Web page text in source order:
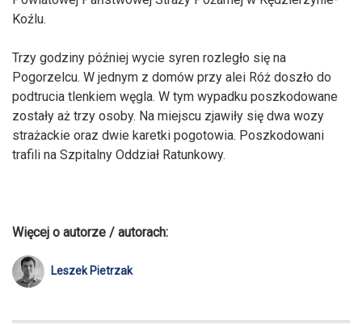
Koźlu.
Trzy godziny później wycie syren rozległo się na
Pogorzelcu. W jednym z domów przy alei Róż doszło do
podtrucia tlenkiem węgla. W tym wypadku poszkodowane
zostały aż trzy osoby. Na miejscu zjawiły się dwa wozy
strażackie oraz dwie karetki pogotowia. Poszkodowani
trafili na Szpitalny Oddział Ratunkowy.
Więcej o autorze / autorach:
Leszek Pietrzak